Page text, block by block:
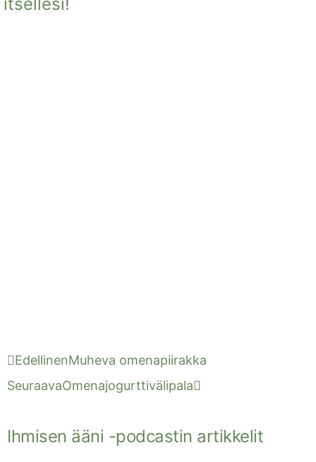
EdellinenMuheva omenapiirakka
SeuraavaOmenajogurttivälipala
Ihmisen ääni -podcastin artikkelit